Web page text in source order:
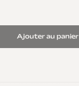
Ajouter au panier